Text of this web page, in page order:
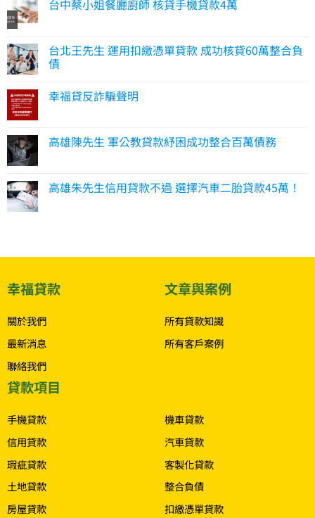
台中蔡小姐餐廳廚師 核貸手機貸款4萬
台北王先生 運用扣繳憑單貸款 成功核貸60萬整合負
債
幸福貸反詐騙聲明
高雄陳先生 軍公教貸款紓困成功整合百萬債務
高雄朱先生信用貸款不過 選擇汽車二胎貸款45萬！
幸福貸款
關於我們
最新消息
聯絡我們
文章與案例
所有貸款知識
所有客戶案例
貸款項目
手機貸款
信用貸款
瑕疵貸款
土地貸款
房屋貸款
機車貸款
汽車貸款
客製化貸款
整合負債
扣繳憑單貸款